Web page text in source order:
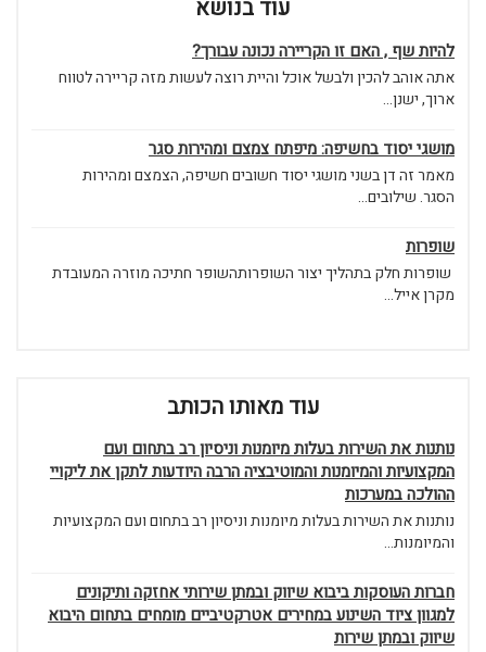
עוד בנושא
להיות שף , האם זו הקריירה נכונה עבורך?
אתה אוהב להכין ולבשל אוכל והיית רוצה לעשות מזה קריירה לטווח
ארוך, ישנן...
מושגי יסוד בחשיפה: מיפתח צמצם ומהירות סגר
מאמר זה דן בשני מושגי יסוד חשובים חשיפה, הצמצם ומהירות
הסגר. שילובים...
שופרות
שופרות חלק בתהליך יצור השופרותהשופר חתיכה מוזרה המעובדת
מקרן אייל...
עוד מאותו הכותב
נותנות את השירות בעלות מיומנות וניסיון רב בתחום ועם
המקצועיות והמיומנות והמוטיבציה הרבה היודעות לתקן את ליקויי
ההולכה במערכות
נותנות את השירות בעלות מיומנות וניסיון רב בתחום ועם המקצועיות
והמיומנות...
חברות העוסקות ביבוא שיווק ובמתן שירותי אחזקה ותיקונים
למגוון ציוד השינוע במחירים אטרקטיביים מומחים בתחום היבוא
שיווק ובמתן שירות